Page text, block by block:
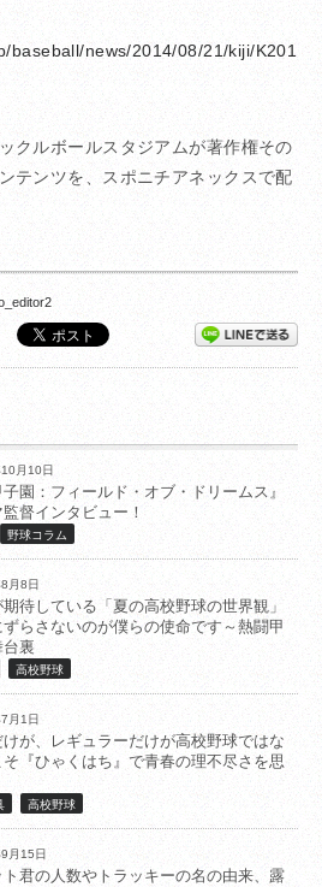
baseball/news/2014/08/21/kiji/K201
クルボールスタジアムが著作権その
テンツを、スポニチアネックスで配
月10日
園：フィールド・オブ・ドリームス』
督インタビュー！
野球コラム
月8日
待している「夏の高校野球の世界観」
ずらさないのが僕らの使命です～熱闘甲
裏
高校野球
月1日
が、レギュラーだけが高校野球ではな
そ『ひゃくはち』で青春の理不尽さを思
高校野球
月15日
ト君の人数やトラッキーの名の由来、露